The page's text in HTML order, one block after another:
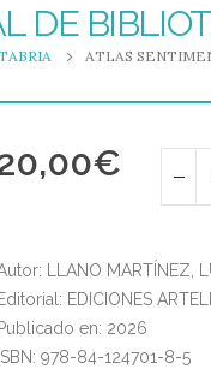
DE
ATLAS
€
LLANO MARTÍNEZ,
Editorial: EDICIONES
Publicado en: 2026
ISBN: 978-84-124701-8-5